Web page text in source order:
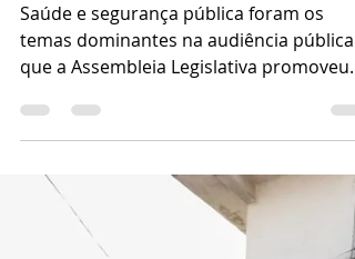
DIADEMA APRESENTA SUAS
DEMANDAS AO ORÇAMENTO DO
ESTADO DE 2023
temas dominantes na audiência pública
que a Assembleia Legislativa promoveu
nesta sexta-feira (23/05),...